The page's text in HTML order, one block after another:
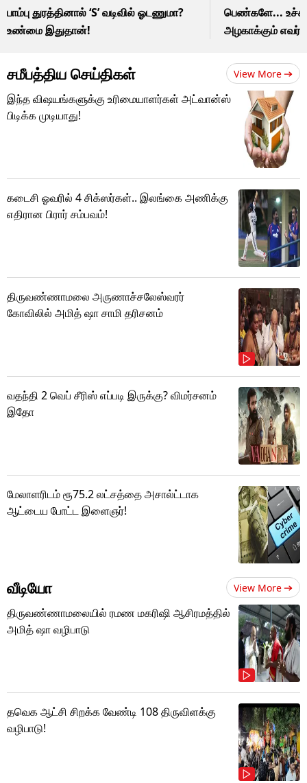
பாம்பு துரத்தினால் ‘S’ வடிவில் ஓடணுமா?
உண்மை இதுதான்!
பெண்களே...
அழகாக்கும்
சமீபத்திய செய்திகள் View More
இந்த விஷயங்களுக்கு உரிமையாளர்கள் அட்வான்ஸ்
பிடிக்க முடியாது!
கடைசி ஓவரில் 4 சிக்ஸர்கள்.. இலங்கை அணிக்கு
எதிரான பிரார் சம்பவம்!
திருவண்ணாமலை அருணாச்சலேஸ்வரர்
கோவிலில் அமித் ஷா சாமி தரிசனம்
வதந்தி 2 வெப் சீரிஸ் எப்படி இருக்கு? விமர்சனம்
இதோ
மேலாளரிடம் ரூ75.2 லட்சத்தை அசால்ட்டாக
ஆட்டைய போட்ட இளைஞர்!
வீடியோ View More
திருவண்ணாமலையில் ரமண மகரிஷி ஆசிரமத்தில்
அமித் ஷா வழிபாடு
தவெக ஆட்சி சிறக்க வேண்டி 108 திருவிளக்கு
வழிபாடு!